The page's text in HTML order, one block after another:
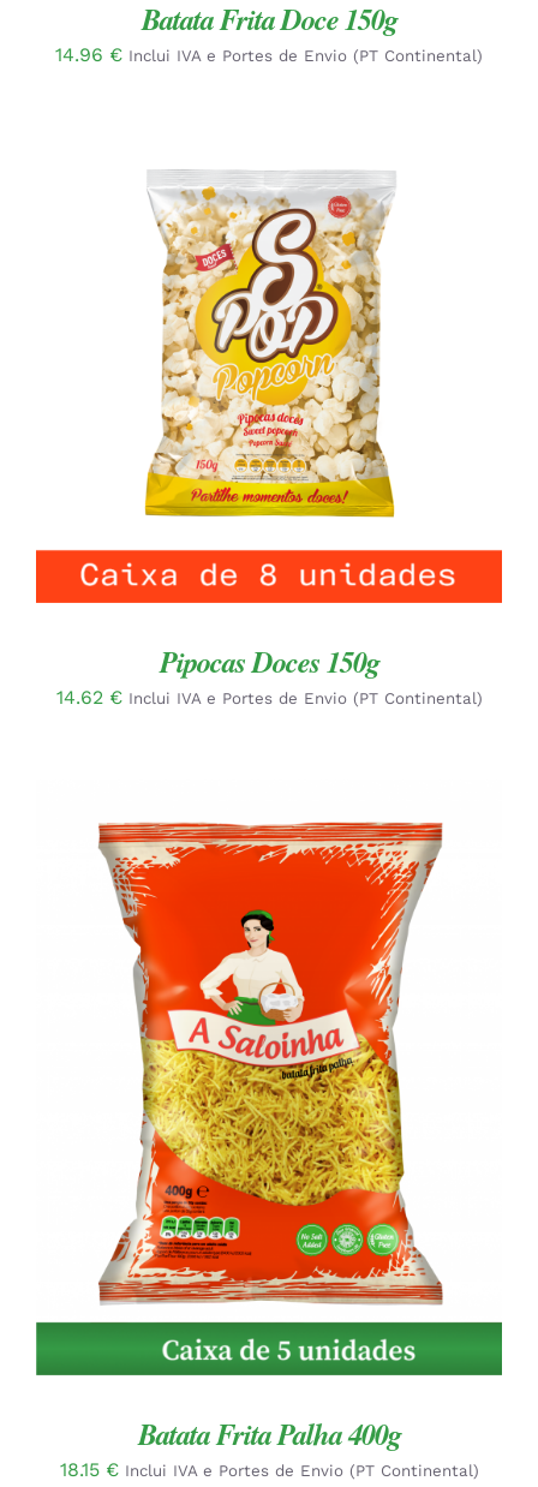
Batata Frita Doce 150g
14.96 € Inclui IVA e Portes de Envio (PT Continental)
ADICIONAR
/
Pipocas Doces 150g
14.62 € Inclui IVA e Portes de Envio (PT Continental)
ADICIONAR
/
DETALHES
Batata Frita Palha 400g
18.15 € Inclui IVA e Portes de Envio (PT Continental)